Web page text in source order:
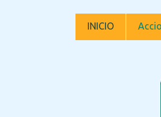
INICIO